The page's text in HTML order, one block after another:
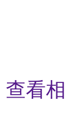
查看相